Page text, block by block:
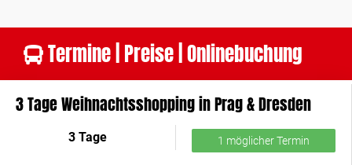
Termine | Preise | Onlinebuchung
3 Tage Weihnachtsshopping in Prag & Dresden
3 Tage 1 möglicher Termin